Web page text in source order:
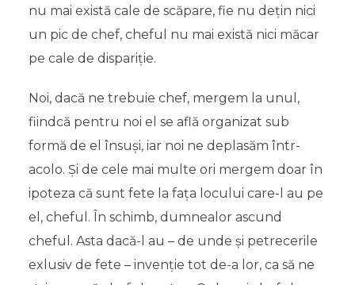
nu mai există cale de scăpare, fie nu dețin nici
un pic de chef, cheful nu mai există nici măcar
pe cale de dispariție.
Noi, dacă ne trebuie chef, mergem la unul,
fiindcă pentru noi el se află organizat sub
formă de el însuși, iar noi ne deplasăm într-
acolo. Și de cele mai multe ori mergem doar în
ipoteza că sunt fete la fața locului care-l au pe
el, cheful. În schimb, dumnealor ascund
cheful. Asta dacă-l au – de unde și petrecerile
exlusiv de fete – invenție tot de-a lor, ca să ne